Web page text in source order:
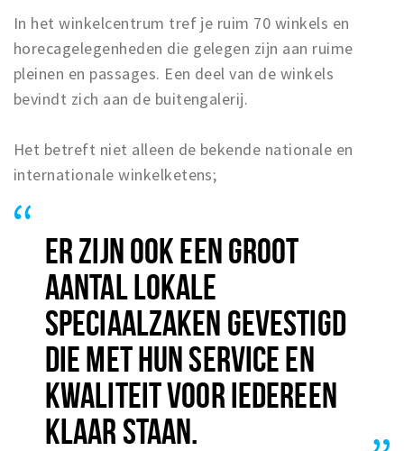
Andere City Apps
Inloggen
In het winkelcentrum tref je ruim 70 winkels en
horecagelegenheden die gelegen zijn aan ruime
pleinen en passages. Een deel van de winkels
bevindt zich aan de buitengalerij.
Het betreft niet alleen de bekende nationale en
internationale winkelketens;
ER ZIJN OOK EEN GROOT
AANTAL LOKALE
SPECIAALZAKEN GEVESTIGD
DIE MET HUN SERVICEEN
KWALITEIT VOOR IEDEREEN
KLAAR STAAN.